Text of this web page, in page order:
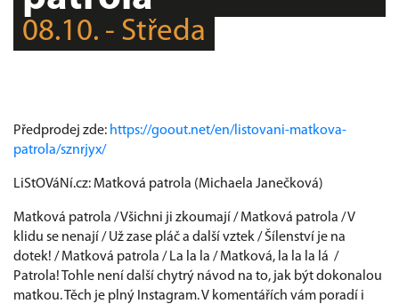
08.10. - Středa
Předprodej zde: https://goout.net/en/listovani-matkova-
patrola/sznrjyx/
LiStOVáNí.cz: Matková patrola (Michaela Janečková)
Matková patrola / Všichni ji zkoumají / Matková patrola / V
klidu se nenají / Už zase pláč a další vztek / Šílenství je na
dotek! / Matková patrola / La la la / Matková, la la la lá /
Patrola! Tohle není další chytrý návod na to, jak být dokonalou
matkou. Těch je plný Instagram. V komentářích vám poradí i